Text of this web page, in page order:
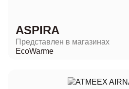
ASPIRA
Представлен в магазинах
EcoWarme